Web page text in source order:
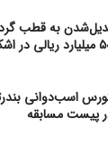
به قطب
اسب‌دوانی
پیست مسابقه